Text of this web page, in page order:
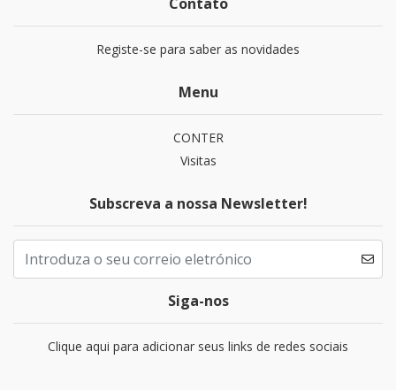
Registe-se para saber as novidades
Menu
CONTER
Visitas
Subscreva a nossa Newsletter!
Siga-nos
Clique aqui para adicionar seus links de redes sociais